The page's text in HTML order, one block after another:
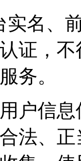
实名、
证，
务。
户信
法、